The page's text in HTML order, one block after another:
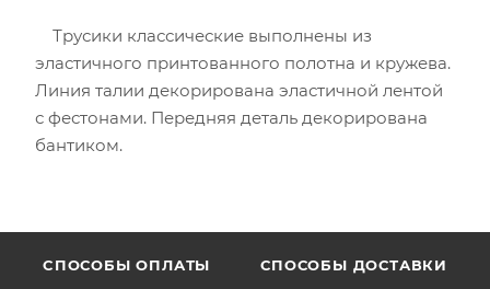
Трусики классические выполнены из
эластичного принтованного полотна и кружева.
Линия талии декорирована эластичной лентой
с фестонами. Передняя деталь декорирована
бантиком.
CПОСОБЫ ОПЛАТЫ СПОСОБЫ ДОСТАВКИ